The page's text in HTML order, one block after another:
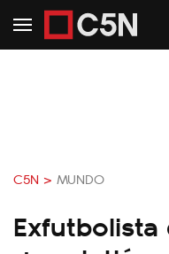
C5N > MUNDO
Exfutbolista